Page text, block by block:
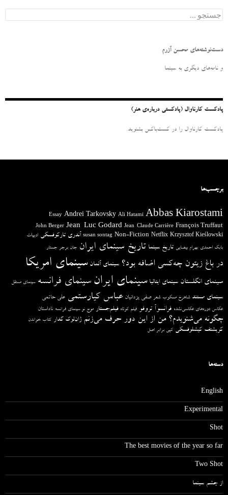
ج
س
و
ر
دست‌نوشته‌های محسن آزرم
و نامه‌‌های دیگری به سینما
پادکست کارناوال (پادکستی درباره‌ی هنر)
پادکست کارناوال را در کست‌باکس بشنوید.
برچسب‌ها
Abbas Kiarostami
Ali Hatami
Andrei Tarkovsky
Essay
François Truffaut
Jean-Claude Carrière
Jean-Luc Godard
John Berger
Krzysztof Kieślowski
Netflix
Non-Fiction
susan sontag آندری تارکوفسکی ادبیات
بابک احمدی بهرام بیضایی تاریخ سینما تاریخ سینمای ایران جان برجر جستار
در باغ زیتون چه‌کسی اضافه بود؟ سینمای آلمان سینمای امریکا
سینمای انگلستان سینمای ایتالیا سینمای ایران سینمای فرانسه سینمای مستقل
سینمای مستند شاهرخ مسکوب شعر صفی یزدانیان عباس کیارستمی علی حاتمی
عکاس دوره‌های عکاسی‌نشده فرانسوآ تروفو فیلم کوتاه فیلم‌جستار موج نو سینمای فرانسه ناداستان
چگونه می‌شنویدم؟ من از این دور حرف می‌زنم ژان‌لوک گدار کتاب خواندن
کریشتف کیشلوفسکی کپی برابر اصل
دسته‌ها
English
Experimental
Shot
The best movies of the year so far
Two Shot
از چشم سینما